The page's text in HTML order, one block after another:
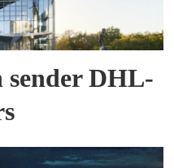
DHL-